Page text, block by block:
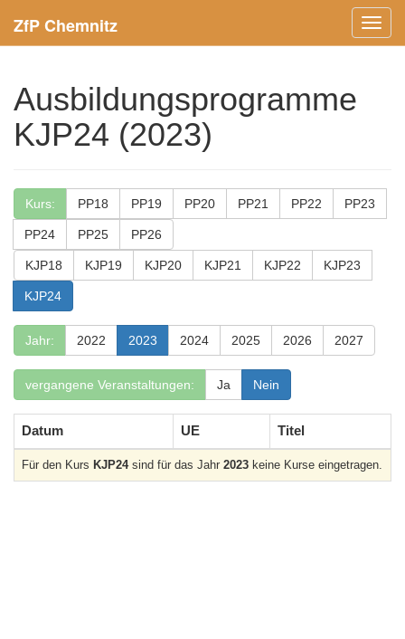
Menü
ein-/
ZfP Chemnitz
Ausbildungsprogramme
KJP24 (2023)
Kurs: PP18 PP19 PP20 PP21 PP22 PP23
PP24 PP25 PP26
KJP18 KJP19 KJP20 KJP21 KJP22 KJP23
KJP24
Jahr: 2022 2023 2024 2025 2026 2027
vergangene Veranstaltungen: Ja Nein
Datum UE Titel
Für den Kurs KJP24sind für das Jahr 2023 keine Kurse eingetragen.